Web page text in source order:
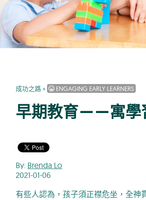
成功之路» ENGAGING EARLY LEARNERS
早期教育——寓學
By: Brenda Lo
2021-01-06
有些人認為，孩子須正襟危坐，全神